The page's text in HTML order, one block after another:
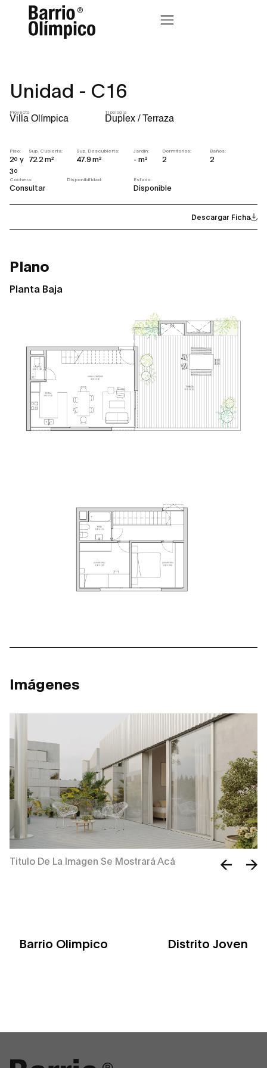
Unidad - C16
Proyecto
Villa Olímpica
Tipología
Duplex / Terraza
Piso:
2º y
3º
Sup. Cubierta:
72.2 m²
Sup. Descubierta:
47.9 m²
Jardín:
- m²
Dormitorios:
2
Baños:
2
Cochera:
Consultar
Disponibilidad: Estado:
Disponible
Descargar Ficha
Plano
Planta Baja
Imágenes
Titulo De La Imagen Se Mostrará Acá
Barrio Olimpico Distrito Joven